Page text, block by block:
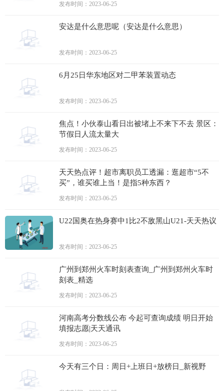
发布时间：2023-06-25
安达是什么意思呢（安达是什么意思）
发布时间：2023-06-25
6月25日华东地区对二甲苯装置动态
发布时间：2023-06-25
焦点！小伙泰山看日出被堵上不来下不去 景区：
节假日人流太量大
发布时间：2023-06-25
天天热点评！超市离职员工透漏：逛超市“5不
买”，谁买谁上当！是指5种东西？
发布时间：2023-06-25
U22国奥在热身赛中1比2不敌黑山U21-天天热议
发布时间：2023-06-25
广州到郑州火车时刻表查询_广州到郑州火车时
刻表_精选
发布时间：2023-06-25
河南高考分数线公布 今起可查询成绩 明日开始
填报志愿|天天通讯
发布时间：2023-06-25
今天有三个日：周日+上班日+放榜日_新视野